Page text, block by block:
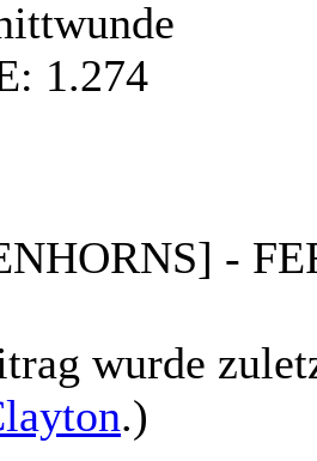
1.274
-
wurde
.)